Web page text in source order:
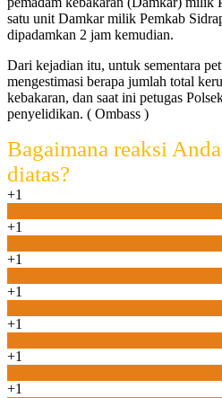
satu unit Damkar milik Pemkab
dipadamkan 2 jam kemudian.
Dari kejadian itu, untuk sementara
mengestimasi berapa jumlah total
kebakaran, dan saat ini petugas
penyelidikan. ( Ombass )
Bagaimana reaksi
diatas?
+1
+1
+1
+1
+1
+1
+1